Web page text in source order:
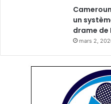
un
drame de
mars 2,